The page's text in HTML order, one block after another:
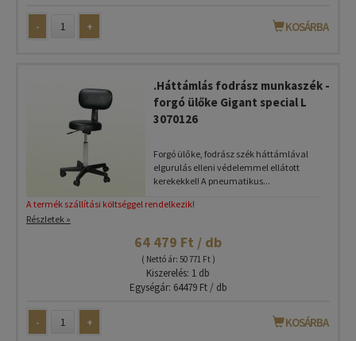
- + KOSÁRBA
.Háttámlás fodrász munkaszék -
forgó ülőke Gigant special L
3070126
Forgó ülőke, fodrász szék háttámlával
elgurulás elleni védelemmel ellátott
kerekekkel! A pneumatikus...
A termék szállítási költséggel rendelkezik!
Részletek »
64 479 Ft / db
( Nettó ár: 50 771 Ft )
Kiszerelés: 1 db
Egységár: 64479 Ft / db
- + KOSÁRBA